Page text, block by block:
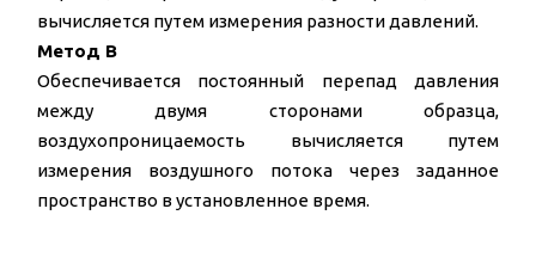
вычисляется путем измерения разности давлений.
Метод B
Обеспечивается постоянный перепад давления
между двумя сторонами образца,
воздухопроницаемость вычисляется путем
измерения воздушного потока через заданное
пространство в установленное время.